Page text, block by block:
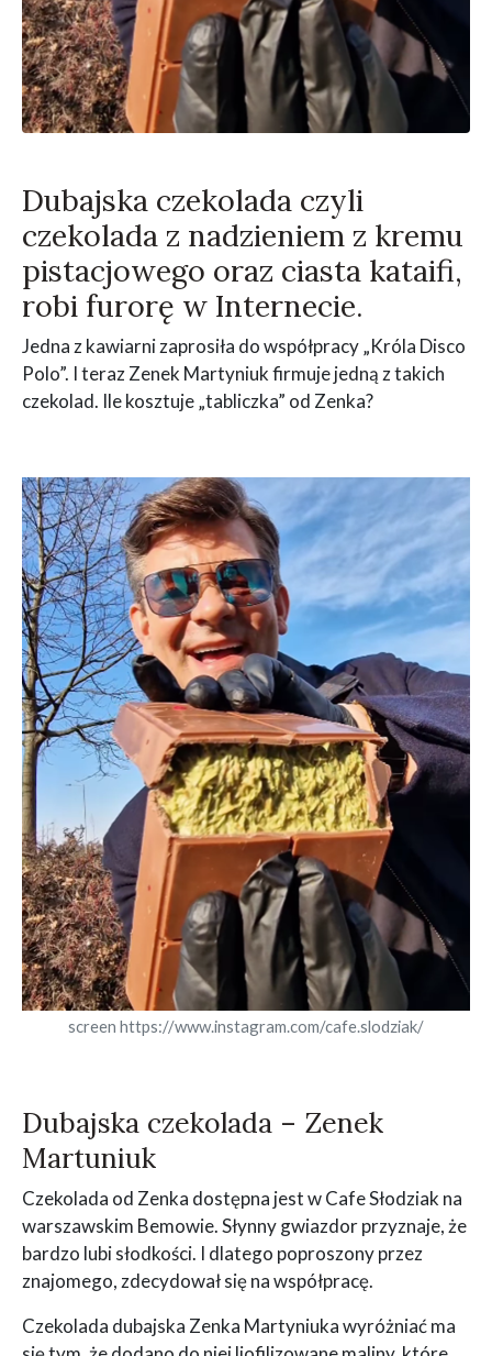
Dubajska czekolada czyli
czekolada z nadzieniem z kremu
pistacjowego oraz ciasta kataifi,
robi furorę w Internecie.
Jedna z kawiarni zaprosiła do współpracy „Króla Disco
Polo”. I teraz Zenek Martyniuk firmuje jedną z takich
czekolad. Ile kosztuje „tabliczka” od Zenka?
screen https://www.instagram.com/cafe.slodziak/
Dubajska czekolada – Zenek
Martuniuk
Czekolada od Zenka dostępna jest w Cafe Słodziak na
warszawskim Bemowie. Słynny gwiazdor przyznaje, że
bardzo lubi słodkości. I dlatego poproszony przez
znajomego, zdecydował się na współpracę.
Czekolada dubajska Zenka Martyniuka wyróżniać ma